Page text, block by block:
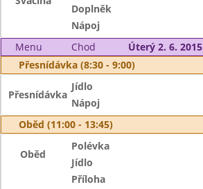
Doplněk
Nápoj
Menu
Chod
Úterý 2. 6. 2015
Přesnídávka (8:30 - 9:00)
Přesnídávka
Jídlo
Nápoj
Oběd (11:00 - 13:45)
Oběd
Polévka
Jídlo
Příloha